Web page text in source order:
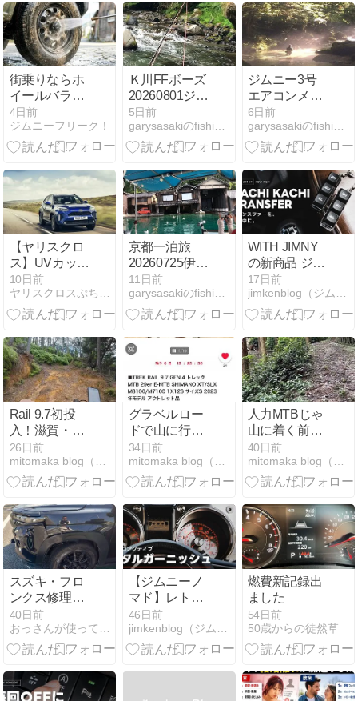
ルな弱点【評
価・口コミ】
しく解説｜発
売はいつ？
【ジムニー対
抗】
街乗りならホ
イールバラン
ス調整は無
駄？不要論の
真実と絶対に
き必要性
4日前
ジムニーフリーク！
Ｋ川FFボーズ
20260801ジム
ニーエアコン
まだ不調
5日前
garysasakiのfishing備忘録
ジムニー3号
エアコンメン
テ20260731
6日前
garysasakiのfishing備忘録
【ヤリスクロ
ス】UVカット
だから日焼け
しない？運転
中の紫外線対
ナーが解説
10日前
ヤリスクロスぷち上げブログ
京都一泊旅
20260725伊根
の舟屋とジム
ニー故障
11日前
garysasakiのfishing備忘録
WITH JIMNY
の新商品 ジム
ニーキーホル
ダー「KACHI
KACHI
発売のお知ら
せ！
17日前
jimkenblog（ジムニー カスタムブログ）
Rail 9.7初投
入！滋賀・金
勝トレイルの
林道と山道を
走ってみた
26日前
グラベルロー
ドで山に行っ
て心が折れた
僕が、最後に
TREK Rail 9.7
34日前
人力MTBじゃ
山に着く前
に・・・。車
載（トラン
ポ）が大嫌い
論
40日前
スズキ・フロ
ンクス修理完
了｜3ヶ月待
ちの、現実
40日前
【ジムニーノ
マド】レトロ
アクティブの
メタルガーニ
ッシュを装着
46日前
燃費新記録出
ました
54日前
50歳からの徒然草